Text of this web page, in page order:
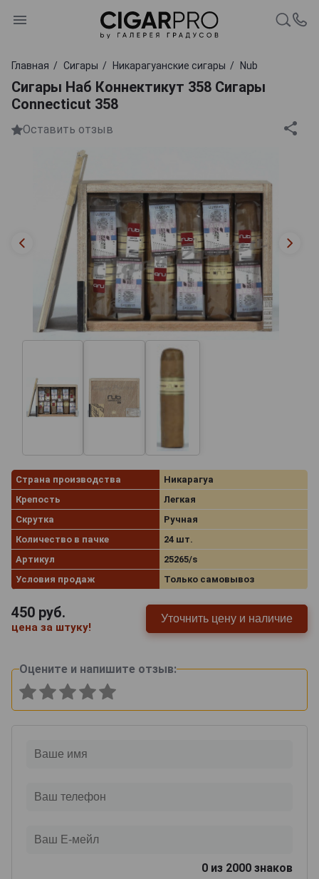
Главная Сигары Никарагуанские сигары Nub
Сигары Наб Коннектикут 358 Сигары
Connecticut 358
Оставить отзыв
Страна производства
Никарагуа
Крепость
Легкая
Скрутка
Ручная
Количество в пачке
24 шт.
Артикул
25265/s
Условия продаж
Только самовывоз
450 руб.
цена за штуку!
Уточнить цену и наличие
Оцените и напишите отзыв:
0 из 2000 знаков